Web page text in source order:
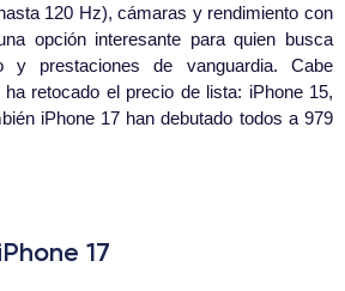
120 Hz), cámaras y rendimiento con
opción interesante para quien busca
y prestaciones de vanguardia. Cabe
retocado el precio de lista: iPhone 15,
iPhone 17 han debutado todos a 979
17